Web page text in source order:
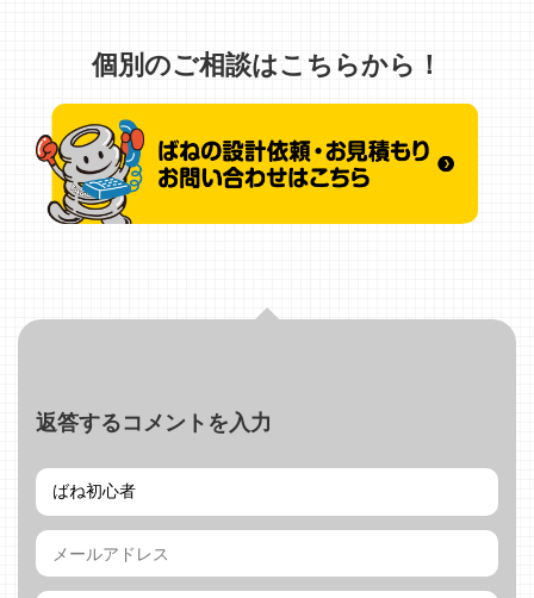
個別のご相談はこちらから！
返答するコメントを入力